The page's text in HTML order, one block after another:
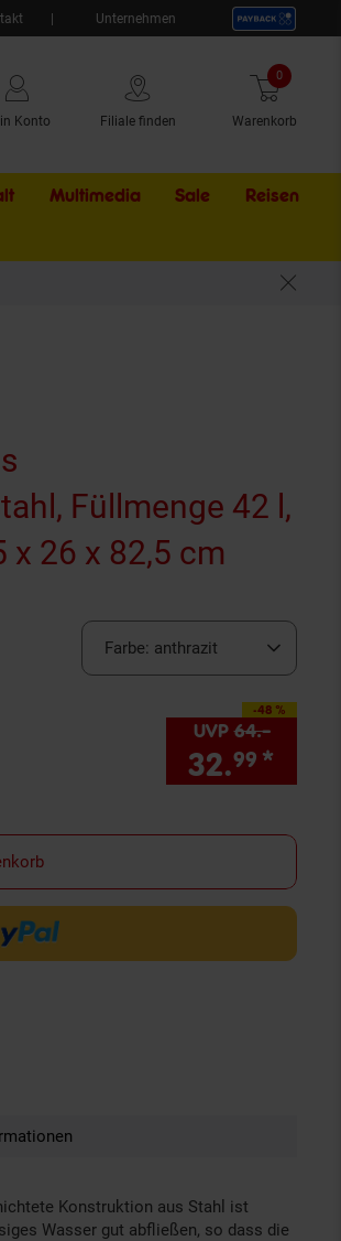
Unternehmen
Konto Filiale finden Warenkorb
0 Artikel
Multimedia Sale Externer
Reisen
Füllmenge 42 l,
26 x 82,5 cm
Farbe: anthrazit
-48 %
Sie Sparen 48 Prozent,
UVP64.–UVP :
32.99 *
Konstruktion aus Stahl ist
Wasser gut abfließen, so dass die